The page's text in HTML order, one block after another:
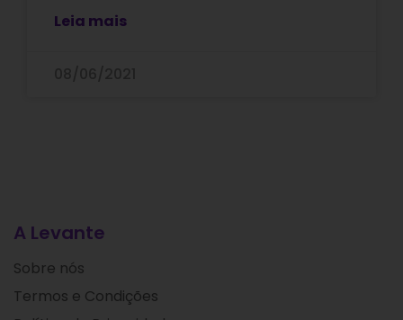
Leia mais
A Levante
Sobre nós
Termos e Condições